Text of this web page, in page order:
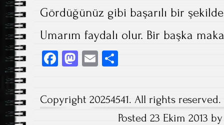
Gördüğünüz gibi başarılı bir
Umarım faydalı olur. Bir başka
Fa
o
M
d
E
Copyright 20254541. All rights reserved.
Posted 23 Ekim 2013